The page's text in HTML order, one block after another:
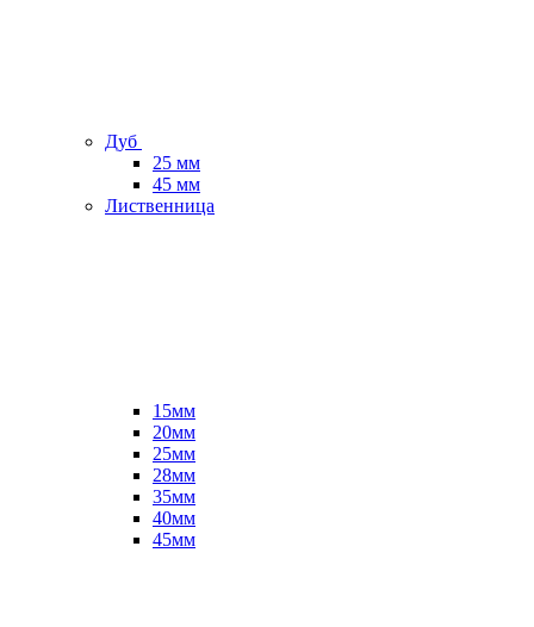
Дуб
25 мм
45 мм
Лиственница
15мм
20мм
25мм
28мм
35мм
40мм
45мм